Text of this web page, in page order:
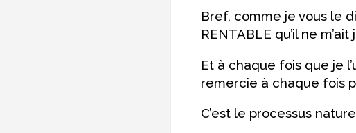
Bref, comme je vous le
RENTABLE qu’il ne
Et à chaque fois que je
remercie à chaque fois
C’est le processus